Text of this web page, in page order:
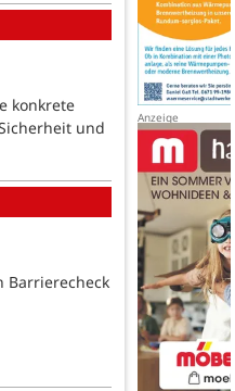
konkrete
und
Barrierecheck